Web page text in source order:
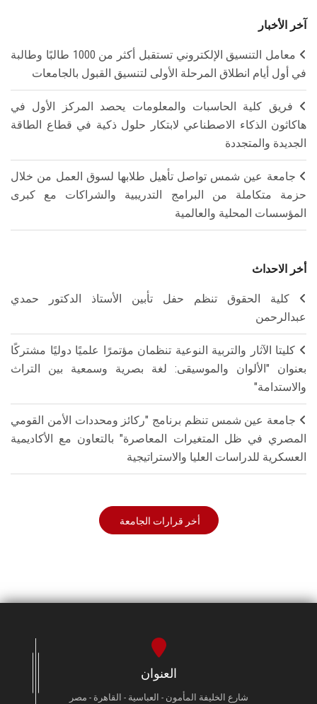
آخر الأخبار
معامل التنسيق الإلكتروني تستقبل أكثر من 1000 طالبًا وطالبة
في أول أيام انطلاق المرحلة الأولى لتنسيق القبول بالجامعات
فريق كلية الحاسبات والمعلومات يحصد المركز الأول في
هاكاثون الذكاء الاصطناعي لابتكار حلول ذكية في قطاع الطاقة
الجديدة والمتجددة
جامعة عين شمس تواصل تأهيل طلابها لسوق العمل من خلال
حزمة متكاملة من البرامج التدريبية والشراكات مع كبرى
المؤسسات المحلية والعالمية
أخر الاحداث
كلية الحقوق تنظم حفل تأبين الأستاذ الدكتور حمدي
عبدالرحمن
كليتا الآثار والتربية النوعية تنظمان مؤتمرًا علميًا دوليًا مشتركًا
بعنوان "الألوان والموسيقى: لغة بصرية وسمعية بين التراث
والاستدامة"
جامعة عين شمس تنظم برنامج "ركائز ومحددات الأمن القومي
المصري في ظل المتغيرات المعاصرة" بالتعاون مع الأكاديمية
العسكرية للدراسات العليا والاستراتيجية
أخر قرارات الجامعة
العنوان
شارع الخليفة المأمون - العباسية - القاهرة - مصر